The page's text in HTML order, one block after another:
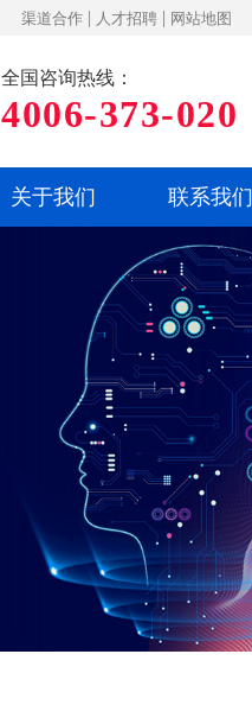
渠道合作 | 人才招聘 | 网站地图
全国咨询热线：
4006-373-020
关于我们 联系我们